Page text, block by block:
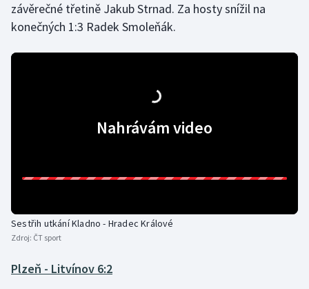
Judo
Motorsport
Parasport
Plavání
závěrečné třetině Jakub Strnad. Za hosty snížil na
konečných 1:3 Radek Smoleňák.
Nahrávám video
Sestřih utkání Kladno - Hradec Králové
Zdroj: ČT sport
Plzeň - Litvínov 6:2